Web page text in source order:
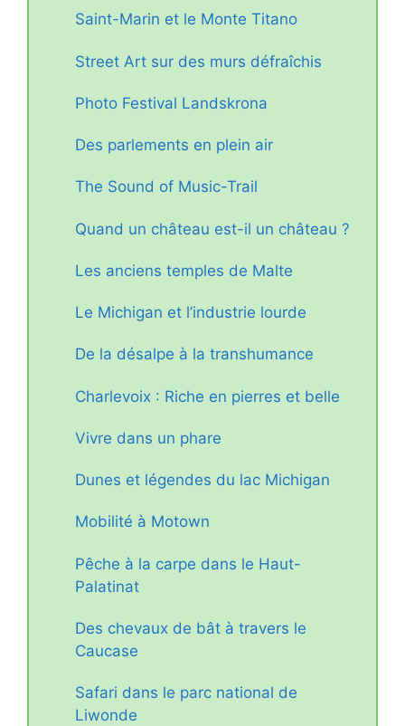
Saint-Marin et le Monte Titano
Street Art sur des murs défraîchis
Photo Festival Landskrona
Des parlements en plein air
The Sound of Music-Trail
Quand un château est-il un château ?
Les anciens temples de Malte
Le Michigan et l’industrie lourde
De la désalpe à la transhumance
Charlevoix : Riche en pierres et belle
Vivre dans un phare
Dunes et légendes du lac Michigan
Mobilité à Motown
Pêche à la carpe dans le Haut-
Palatinat
Des chevaux de bât à travers le
Caucase
Safari dans le parc national de
Liwonde